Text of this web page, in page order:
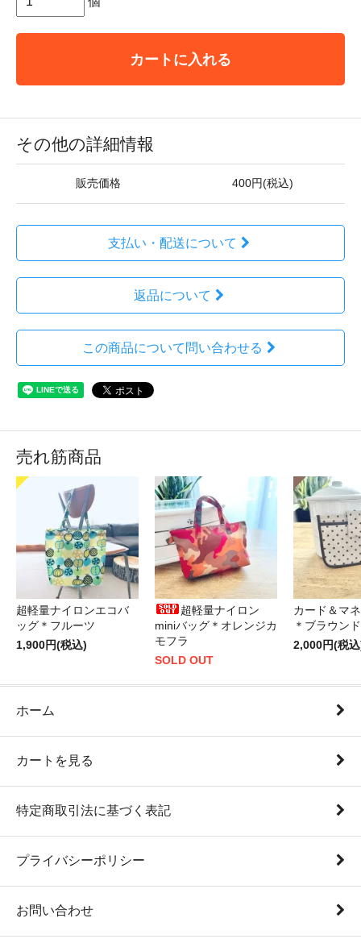
カートに入れる
その他の詳細情報
販売価格 400円(税込)
支払い・配送について
返品について
この商品について問い合わせる
売れ筋商品
超軽量ナイロンエコバ
ッグ＊フルーツ
1,900円(税込)
超軽量ナイロン
miniバッグ＊オレンジカ
モフラ
SOLD OUT
カード＆マ
＊ブラウン
2,000円(税
ホーム
カートを見る
特定商取引法に基づく表記
プライバシーポリシー
お問い合わせ